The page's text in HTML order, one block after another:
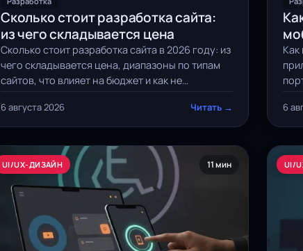
Сколько стоит разработка сайта:
из чего складывается цена
Сколько стоит разработка сайта в 2026 году: из
чего складывается цена, диапазоны по типам
сайтов, что влияет на бюджет и как не
переплатить.
6 августа 2026 Читать →
Как
6
UI/UX-ДИЗАЙН 11 мин UI/